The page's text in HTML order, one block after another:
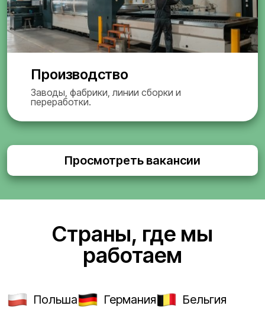
Производство
Заводы, фабрики, линии сборки и
переработки.
Просмотреть вакансии
Страны, где мы
работаем
Польша Германия
Бельгия